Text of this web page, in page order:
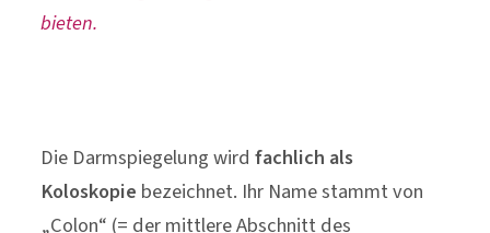
bieten.
Die Darmspiegelung wird fachlich als
Koloskopie bezeichnet. Ihr Name stammt von
„Colon“ (= der mittlere Abschnitt des